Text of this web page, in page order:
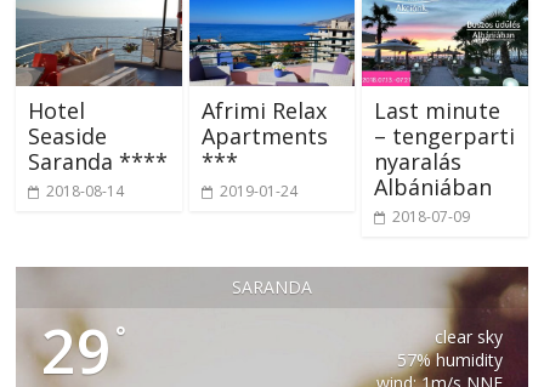
Hotel
Seaside
Saranda ****
2018-08-14
Afrimi Relax
Apartments
***
2019-01-24
Last minute
– tengerparti
nyaralás
Albániában
2018-07-09
SARANDA
29°
clear sky
57% humidity